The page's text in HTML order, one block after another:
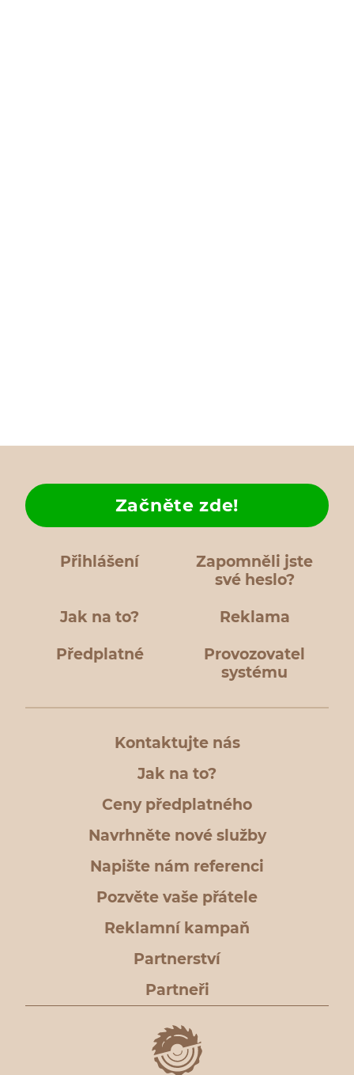
Přihlášení
Zapomněli jste
své heslo?
Jak na to?
Začněte zde!
Reklama
Předplatné
Provozovatel
systému
Kontaktujte nás
Jak na to?
Ceny předplatného
Navrhněte nové služby
Napište nám referenci
Pozvěte vaše přátele
Reklamní kampaň
Partnerství
Partneři